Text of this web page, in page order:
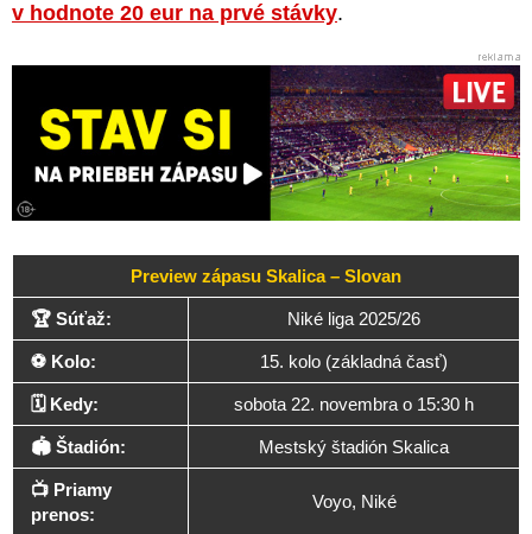
v hodnote 20 eur na prvé stávky.
Preview zápasu Skalica – Slovan
🏆 Súťaž: Niké liga 2025/26
⚽ Kolo: 15. kolo (základná časť)
🗓️ Kedy: sobota 22. novembra o 15:30 h
🏟️ Štadión: Mestský štadión Skalica
📺 Priamy
prenos:
Voyo, Niké